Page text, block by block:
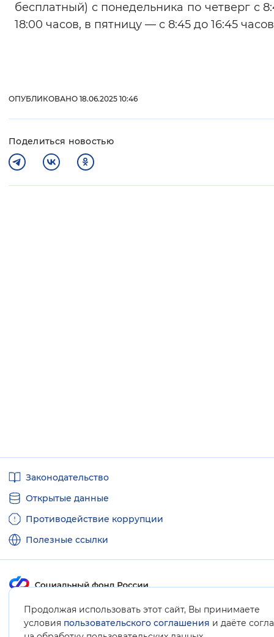
бесплатный) с понедельника по четверг с
18:00 часов, в пятницу — с 8:45 до 16:45
ОПУБЛИКОВАНО 18.06.2025 10:46
Поделиться новостью
Продолжая использовать этот сайт, Вы принимаете
условия пользовательского соглашения и даёте
ссылкиЗаконодательство
Открытые данные
Противодействие коррупции
Полезные ссылки
Карта сайта